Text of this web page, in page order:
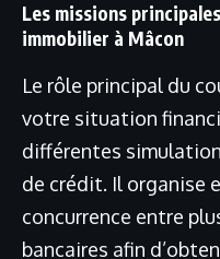
Les missions
immobilier à Mâcon
Le rôle principal du
votre situation
différentes
de crédit. Il organise
concurrence entre
bancaires afin